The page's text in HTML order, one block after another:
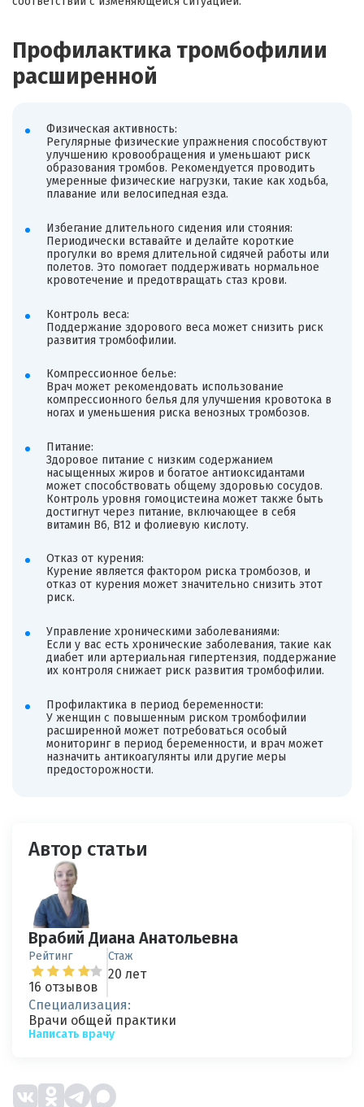
Профилактика тромбофилии
расширенной
Физическая активность:
Регулярные физические упражнения способствуют
улучшению кровообращения и уменьшают риск
образования тромбов. Рекомендуется проводить
умеренные физические нагрузки, такие как ходьба,
плавание или велосипедная езда.
Избегание длительного сидения или стояния:
Периодически вставайте и делайте короткие
прогулки во время длительной сидячей работы или
полетов. Это помогает поддерживать нормальное
кровотечение и предотвращать стаз крови.
Контроль веса:
Поддержание здорового веса может снизить риск
развития тромбофилии.
Компрессионное белье:
Врач может рекомендовать использование
компрессионного белья для улучшения кровотока в
ногах и уменьшения риска венозных тромбозов.
Питание:
Здоровое питание с низким содержанием
насыщенных жиров и богатое антиоксидантами
может способствовать общему здоровью сосудов.
Контроль уровня гомоцистеина может также быть
достигнут через питание, включающее в себя
витамин B6, B12 и фолиевую кислоту.
Отказ от курения:
Курение является фактором риска тромбозов, и
отказ от курения может значительно снизить этот
риск.
Управление хроническими заболеваниями:
Если у вас есть хронические заболевания, такие как
диабет или артериальная гипертензия, поддержание
их контроля снижает риск развития тромбофилии.
Профилактика в период беременности:
У женщин с повышенным риском тромбофилии
расширенной может потребоваться особый
мониторинг в период беременности, и врач может
назначить антикоагулянты или другие меры
предосторожности.
Автор статьи
Врабий Диана Анатольевна
Рейтинг
16 отзывов
Стаж
20 лет
Специализация:
Врачи общей практики
Написать врачу